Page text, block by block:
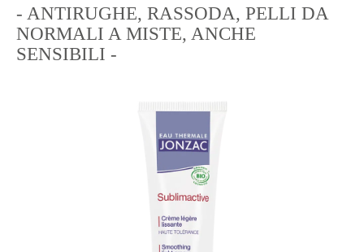
- ANTIRUGHE, RASSODA, PELLI DA
NORMALI A MISTE, ANCHE
SENSIBILI -